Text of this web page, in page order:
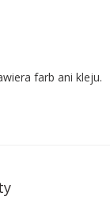
farb ani kleju.